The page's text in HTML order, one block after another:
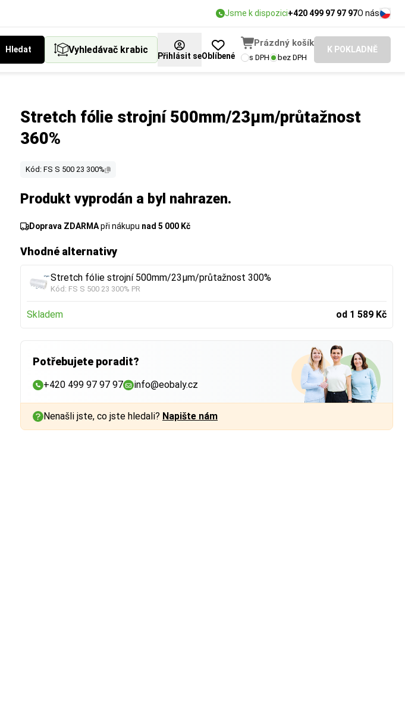
Jsme k dispozici+420 499 97 97 97O nás
Hledat Vyhledávač krabic
Přihlásit seOblíbené
Prázdný košík
s DPH bez DPH
K POKLADNĚ
Stretch fólie strojní 500mm/23µm/průtažnost
360%
Kód: FS S 500 23 300%
Produkt vyprodán a byl nahrazen.
Doprava ZDARMApři nákupu nad 5 000 Kč
Vhodné alternativy
Stretch fólie strojní 500mm/23µm/průtažnost 300%
Kód: FS S 500 23 300% PR
Skladem od 1 589 Kč
Potřebujete poradit?
+420 499 97 97 97 info@eobaly.cz
Nenašli jste, co jste hledali? Napište nám